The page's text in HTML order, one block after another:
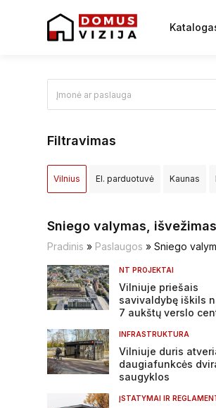
Filtravimas
Vilnius El. parduotuvė Kaunas
Kretingos raj. Kupiškio raj.
Pasvalio raj. Plungės raj.
Širvintų raj. Švenčionių raj.
Sniego valymas, išvežimas
Pradinis » Paslaugos » Sniego
NT PROJEKTAI
Vilniuje priešais
savivaldybę iškils
7 aukštų verslo
INFRASTRUKTURA
Vilniuje duris
daugiafunkcės
saugyklos
ĮSTATYMAI IR